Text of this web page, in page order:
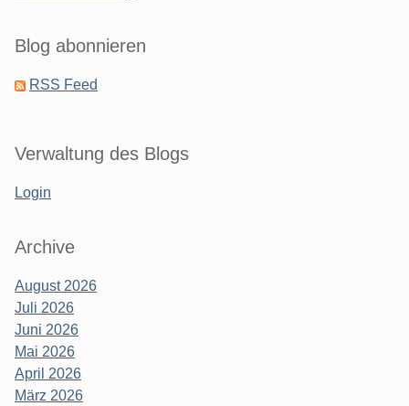
Blog abonnieren
RSS Feed
Verwaltung des Blogs
Login
Archive
August 2026
Juli 2026
Juni 2026
Mai 2026
April 2026
März 2026